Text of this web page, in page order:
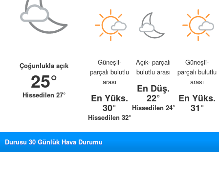
Çoğunlukla açık
25°
Hissedilen 27°
Güneşli-
parçalı bulutlu
arası
En Yüks.
30°
Hissedilen 32°
Açık- parçalı
bulutlu arası
En Düş.
22°
Hissedilen 24°
Güneşli-
parçalı bulutlu
arası
En Yüks.
31°
Durusu 30 Günlük Hava Durumu